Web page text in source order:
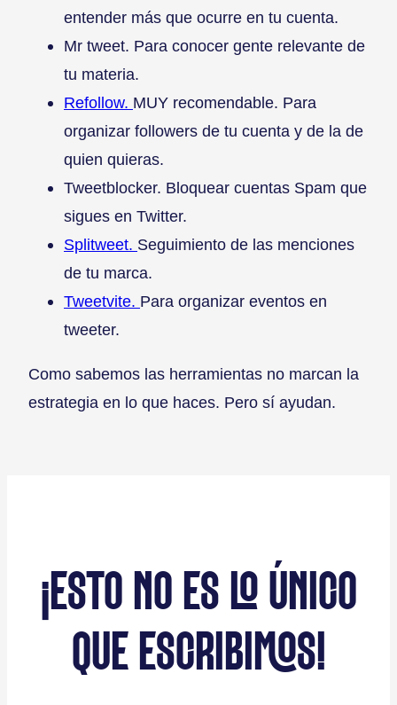
entender más que ocurre en tu cuenta.
Mr tweet. Para conocer gente relevante de
tu materia.
Refollow. MUY recomendable. Para
organizar followers de tu cuenta y de la de
quien quieras.
Tweetblocker. Bloquear cuentas Spam que
sigues en Twitter.
Splitweet. Seguimiento de las menciones
de tu marca.
Tweetvite. Para organizar eventos en
tweeter.
Como sabemos las herramientas no marcan la
estrategia en lo que haces. Pero sí ayudan.
¡ESTO NO ES LO ÚNICO
QUE ESCRIBIMOS!